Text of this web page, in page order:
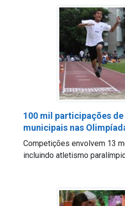
100 mil participações
municipais nas
Competições envolvem 13
incluindo atletismo